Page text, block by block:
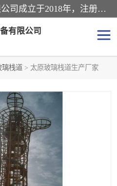
新乡市鑫豫游乐设备有限公司成立于2018年，注册地位于河南省。经营范围包括游乐设备、滑索、滑道、空中自行车、吊桥、拓展器材、攀岩器材、趣桥、悬崖秋千、网红桥、儿童乐园设备、水上乐园设备、丛林穿越设备、音乐呐喊设备、轨道滑车、栈道、玻璃滑道、观景平台、景观包装的设计、制造、销售、安装、维修，景区策划服务。
有限公司
璃栈道 > 太原玻璃栈道生产厂家
儿童乐园设备
水上乐园设备
攀岩器材
空中自行车